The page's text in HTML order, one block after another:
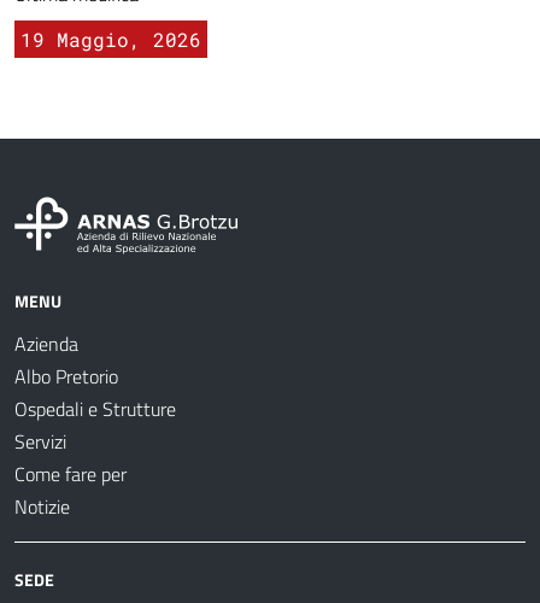
19 Maggio, 2026
MENU
Azienda
Albo Pretorio
Ospedali e Strutture
Servizi
Come fare per
Notizie
SEDE